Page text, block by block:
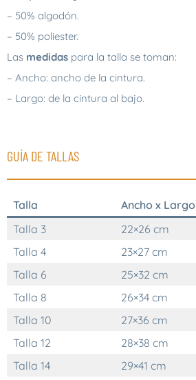
– 50% algodón.
– 50% poliester.
Las medidas para la talla se toman:
– Ancho: ancho de la cintura.
– Largo: de la cintura al bajo.
GUÍA DE TALLAS
Talla
Ancho x Largo
Talla 3
22×26 cm
Talla 4
23×27 cm
Talla 6
25×32 cm
Talla 8
26×34 cm
Talla 10
27×36 cm
Talla 12
28×38 cm
Talla 14
29×41 cm